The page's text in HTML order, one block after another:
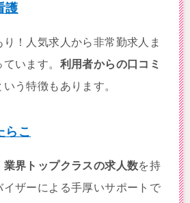
護
！人気求人から非常勤求人ま
います。 利用者からの口コミ
いう特徴もあります。
らこ
業界トップクラスの求人数を持
イザーによる手厚いサポートで